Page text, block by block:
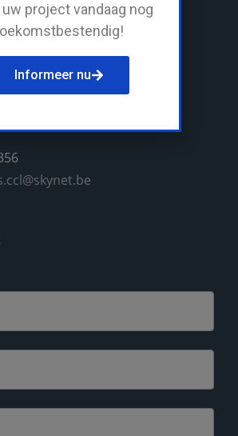
BV
uw project vandaag nog
Informeer nu